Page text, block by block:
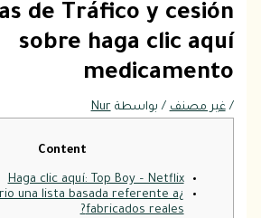
Películas de Tráfico y
sobre haga clic
/ بواسطة Nur
Haga clic aquí: Top Boy – Netflix
¿Es sicario una lista basada referente a
fabricados reales?